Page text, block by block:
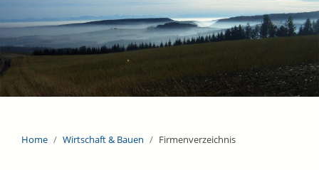
Home Wirtschaft & Bauen Firmenverzeichnis